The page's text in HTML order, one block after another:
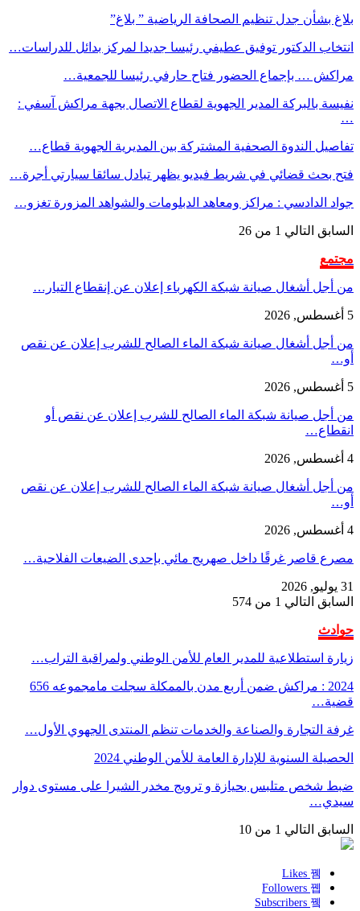
بلاغ بشأن جدل تنظيم الصحافة الرياضية ” بلاغ”
انتخاب الدكتور توفيق عطيفي رئيسا جديدا لمركز بدائل للدراسات…
مراكش … بإجماع الحضور فتاح حارفي رئيسا للجمعية…
نفيسة بالبركة المدير الجهوية لقطاع الاتصال بجهة مراكش آسفي :
…
تفاصيل الندوة الصحفية المشتركة بين المديرية الجهوية قطاع…
فتح بحث قضائي في شريط فيديو يظهر تبادل سائقا سيارتي أجرة…
جواد الدادسي : مراكز ومعاهد الدبلومات والشواهد المزورة تغزو…
السابق التالي 1 من 26
مجتمع
من أجل أشغال صيانة شبكة الكهرباء إعلان عن إنقطاع التيار…
5 أغسطس, 2026
من أجل أشغال صيانة شبكة الماء الصالح للشرب إعلان عن نقص
أو…
5 أغسطس, 2026
من أجل صيانة شبكة الماء الصالح للشرب إعلان عن نقص أو
انقطاع…
4 أغسطس, 2026
من أجل أشغال صيانة شبكة الماء الصالح للشرب إعلان عن نقص
أو…
4 أغسطس, 2026
مصرع قاصر غرقًا داخل صهريج مائي بإحدى الضيعات الفلاحية…
31 يوليو, 2026
السابق التالي 1 من 574
حوادث
زيارة استطلاعية للمدير العام للأمن الوطني ولمراقبة التراب…
2024 : مراكش ضمن أربع مدن بالممكلة سجلت مامجموعه 656
قضية…
غرفة التجارة والصناعة والخدمات تنظم المنتدى الجهوي الأول…
الحصيلة السنوية للإدارة العامة للأمن الوطني 2024
ضبط شخص متلبس بحيازة و ترويج مخدر الشيرا على مستوى دوار
سيدي…
السابق التالي 1 من 10